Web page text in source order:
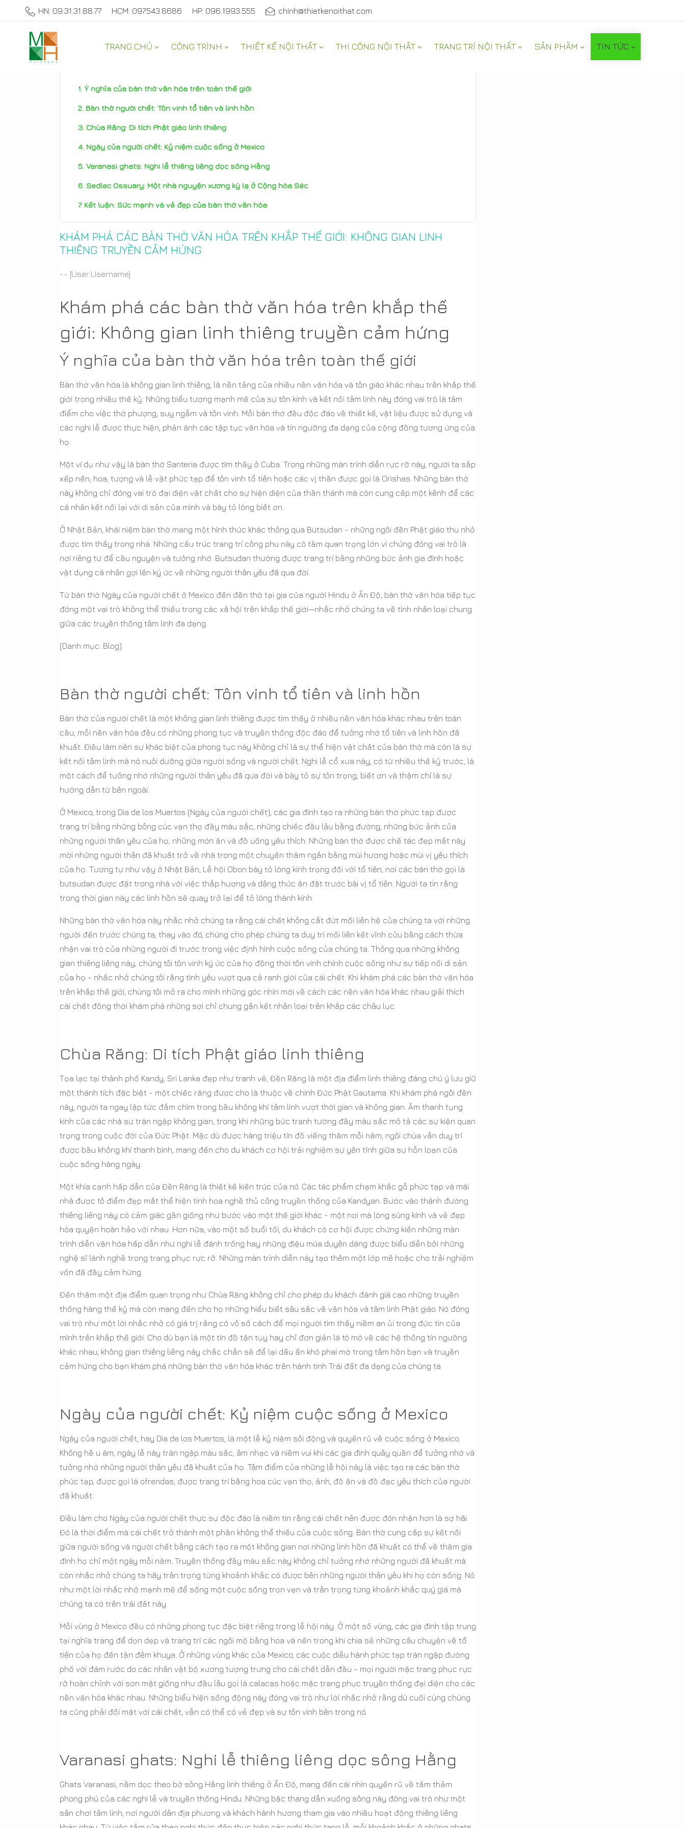
HN: 09.31.31.88.77 HCM: 097.543.8686 HP: 096.1993.555 chinh@thietkenoithat.com
TRANG CHỦ CÔNG TRÌNH THIẾT KẾ NỘI THẤT THI CÔNG NỘI THẤT TRANG TRÍ NỘI THẤT SẢN PHẦM TIN TỨC
THAM KHẢO
Ý nghĩa của bàn thờ văn hóa trên toàn thế giới
Bàn thờ người chết: Tôn vinh tổ tiên và linh hồn
Chùa Răng: Di tích Phật giáo linh thiêng
Ngày của người chết: Kỷ niệm cuộc sống ở Mexico
Varanasi ghats: Nghi lễ thiêng liêng dọc sông Hằng
Sedlec Ossuary: Một nhà nguyện xương kỳ lạ ở Cộng hòa Séc
Kết luận: Sức mạnh và vẻ đẹp của bàn thờ văn hóa
KHÁM PHÁ CÁC BÀN THỜ VĂN HÓA TRÊN KHẮP THẾ GIỚI: KHÔNG GIAN LINH
THIÊNG TRUYỀN CẢM HỨNG
-- [User:Username]
Khám phá các bàn thờ văn hóa trên khắp thế
giới: Không gian linh thiêng truyền cảm hứng
Ý nghĩa của bàn thờ văn hóa trên toàn thế giới
Bàn thờ văn hóa là không gian linh thiêng, là nền tảng của nhiều nền văn hóa và tôn giáo khác nhau trên khắp thế
giới trong nhiều thế kỷ. Những biểu tượng mạnh mẽ của sự tôn kính và kết nối tâm linh này đóng vai trò là tâm
điểm cho việc thờ phượng, suy ngẫm và tôn vinh. Mỗi bàn thờ đều độc đáo về thiết kế, vật liệu được sử dụng và
các nghi lễ được thực hiện, phản ánh các tập tục văn hóa và tín ngưỡng đa dạng của cộng đồng tương ứng của
họ.
Một ví dụ như vậy là bàn thờ Santeria được tìm thấy ở Cuba. Trong những màn trình diễn rực rỡ này, người ta sắp
xếp nến, hoa, tượng và lễ vật phức tạp để tôn vinh tổ tiên hoặc các vị thần được gọi là Orishas. Những bàn thờ
này không chỉ đóng vai trò đại diện vật chất cho sự hiện diện của thần thánh mà còn cung cấp một kênh để các
cá nhân kết nối lại với di sản của mình và bày tỏ lòng biết ơn.
Ở Nhật Bản, khái niệm bàn thờ mang một hình thức khác thông qua Butsudan - những ngôi đền Phật giáo thu nhỏ
được tìm thấy trong nhà. Những cấu trúc trang trí công phu này có tầm quan trọng lớn vì chúng đóng vai trò là
nơi riêng tư để cầu nguyện và tưởng nhớ. Butsudan thường được trang trí bằng những bức ảnh gia đình hoặc
vật dụng cá nhân gợi lên ký ức về những người thân yêu đã qua đời.
Từ bàn thờ Ngày của người chết ở Mexico đến đền thờ tại gia của người Hindu ở Ấn Độ, bàn thờ văn hóa tiếp tục
đóng một vai trò không thể thiếu trong các xã hội trên khắp thế giới—nhắc nhở chúng ta về tình nhân loại chung
giữa các truyền thống tâm linh đa dạng.
(Danh mục: Blog)
Bàn thờ người chết: Tôn vinh tổ tiên và linh hồn
Bàn thờ của người chết là một không gian linh thiêng được tìm thấy ở nhiều nền văn hóa khác nhau trên toàn
cầu, mỗi nền văn hóa đều có những phong tục và truyền thống độc đáo để tưởng nhớ tổ tiên và linh hồn đã
khuất. Điều làm nên sự khác biệt của phong tục này không chỉ là sự thể hiện vật chất của bàn thờ mà còn là sự
kết nối tâm linh mà nó nuôi dưỡng giữa người sống và người chết. Nghi lễ cổ xưa này, có từ nhiều thế kỷ trước, là
một cách để tưởng nhớ những người thân yêu đã qua đời và bày tỏ sự tôn trọng, biết ơn và thậm chí là sự
hướng dẫn từ bên ngoài.
Ở Mexico, trong Dia de los Muertos (Ngày của người chết), các gia đình tạo ra những bàn thờ phức tạp được
trang trí bằng những bông cúc vạn thọ đầy màu sắc, những chiếc đầu lâu bằng đường, những bức ảnh của
những người thân yêu của họ, những món ăn và đồ uống yêu thích. Những bàn thờ được chế tác đẹp mắt này
mời những người thân đã khuất trở về nhà trong một chuyến thăm ngắn bằng mùi hương hoặc mùi vị yêu thích
của họ. Tương tự như vậy ở Nhật Bản, Lễ hội Obon bày tỏ lòng kính trọng đối với tổ tiên, nơi các bàn thờ gọi là
butsudan được đặt trong nhà với việc thắp hương và dâng thức ăn đặt trước bài vị tổ tiên. Người ta tin rằng
trong thời gian này các linh hồn sẽ quay trở lại để tỏ lòng thành kính.
Những bàn thờ văn hóa này nhắc nhở chúng ta rằng cái chết không cắt đứt mối liên hệ của chúng ta với những
người đến trước chúng ta; thay vào đó, chúng cho phép chúng ta duy trì mối liên kết vĩnh cửu bằng cách thừa
nhận vai trò của những người đi trước trong việc định hình cuộc sống của chúng ta. Thông qua những không
gian thiêng liêng này, chúng tôi tôn vinh ký ức của họ đồng thời tôn vinh chính cuộc sống như sự tiếp nối di sản
của họ - nhắc nhở chúng tôi rằng tình yêu vượt qua cả ranh giới của cái chết. Khi khám phá các bàn thờ văn hóa
trên khắp thế giới, chúng tôi mở ra cho mình những góc nhìn mới về cách các nền văn hóa khác nhau giải thích
cái chết đồng thời khám phá những sợi chỉ chung gắn kết nhân loại trên khắp các châu lục.
Chùa Răng: Di tích Phật giáo linh thiêng
Tọa lạc tại thành phố Kandy, Sri Lanka đẹp như tranh vẽ, Đền Răng là một địa điểm linh thiêng đáng chú ý lưu giữ
một thánh tích đặc biệt - một chiếc răng được cho là thuộc về chính Đức Phật Gautama. Khi khám phá ngôi đền
này, người ta ngay lập tức đắm chìm trong bầu không khí tâm linh vượt thời gian và không gian. Âm thanh tụng
kinh của các nhà sư tràn ngập không gian, trong khi những bức tranh tường đầy màu sắc mô tả các sự kiện quan
trọng trong cuộc đời của Đức Phật. Mặc dù được hàng triệu tín đồ viếng thăm mỗi năm, ngôi chùa vẫn duy trì
được bầu không khí thanh bình, mang đến cho du khách cơ hội trải nghiệm sự yên tĩnh giữa sự hỗn loạn của
cuộc sống hàng ngày.
Một khía cạnh hấp dẫn của Đền Răng là thiết kế kiến trúc của nó. Các tác phẩm chạm khắc gỗ phức tạp và mái
nhà được tô điểm đẹp mắt thể hiện tinh hoa nghề thủ công truyền thống của Kandyan. Bước vào thánh đường
thiêng liêng này có cảm giác gần giống như bước vào một thế giới khác - một nơi mà lòng sùng kính và vẻ đẹp
hòa quyện hoàn hảo với nhau. Hơn nữa, vào một số buổi tối, du khách có cơ hội được chứng kiến những màn
trình diễn văn hóa hấp dẫn như nghi lễ đánh trống hay những điệu múa duyên dáng được biểu diễn bởi những
nghệ sĩ lành nghề trong trang phục rực rỡ. Những màn trình diễn này tạo thêm một lớp mê hoặc cho trải nghiệm
vốn đã đầy cảm hứng.
Đến thăm một địa điểm quan trọng như Chùa Răng không chỉ cho phép du khách đánh giá cao những truyền
thống hàng thế kỷ mà còn mang đến cho họ những hiểu biết sâu sắc về văn hóa và tâm linh Phật giáo. Nó đóng
vai trò như một lời nhắc nhở có giá trị rằng có vô số cách để mọi người tìm thấy niềm an ủi trong đức tin của
mình trên khắp thế giới. Cho dù bạn là một tín đồ tận tụy hay chỉ đơn giản là tò mò về các hệ thống tín ngưỡng
khác nhau, không gian thiêng liêng này chắc chắn sẽ để lại dấu ấn khó phai mờ trong tâm hồn bạn và truyền
cảm hứng cho bạn khám phá những bàn thờ văn hóa khác trên hành tinh Trái đất đa dạng của chúng ta
Ngày của người chết: Kỷ niệm cuộc sống ở Mexico
Ngày của người chết, hay Dia de los Muertos, là một lễ kỷ niệm sôi động và quyến rũ về cuộc sống ở Mexico.
Không hề u ám, ngày lễ này tràn ngập màu sắc, âm nhạc và niềm vui khi các gia đình quây quần để tưởng nhớ và
tưởng nhớ những người thân yêu đã khuất của họ. Tâm điểm của những lễ hội này là việc tạo ra các bàn thờ
phức tạp, được gọi là ofrendas, được trang trí bằng hoa cúc vạn thọ, ảnh, đồ ăn và đồ đạc yêu thích của người
đã khuất.
Điều làm cho Ngày của người chết thực sự độc đáo là niềm tin rằng cái chết nên được đón nhận hơn là sợ hãi.
Đó là thời điểm mà cái chết trở thành một phần không thể thiếu của cuộc sống. Bàn thờ cung cấp sự kết nối
giữa người sống và người chết bằng cách tạo ra một không gian nơi những linh hồn đã khuất có thể về thăm gia
đình họ chỉ một ngày mỗi năm. Truyền thống đầy màu sắc này không chỉ tưởng nhớ những người đã khuất mà
còn nhắc nhở chúng ta hãy trân trọng từng khoảnh khắc có được bên những người thân yêu khi họ còn sống. Nó
như một lời nhắc nhở mạnh mẽ để sống một cuộc sống trọn vẹn và trân trọng từng khoảnh khắc quý giá mà
chúng ta có trên trái đất này.
Mỗi vùng ở Mexico đều có những phong tục đặc biệt riêng trong lễ hội này. Ở một số vùng, các gia đình tập trung
tại nghĩa trang để dọn dẹp và trang trí các ngôi mộ bằng hoa và nến trong khi chia sẻ những câu chuyện về tổ
tiên của họ đến tận đêm khuya. Ở những vùng khác của Mexico, các cuộc diễu hành phức tạp tràn ngập đường
phố với đám rước do các nhân vật bộ xương tượng trưng cho cái chết dẫn đầu - mọi người mặc trang phục rực
rỡ hoàn chỉnh với sơn mặt giống như đầu lâu gọi là calacas hoặc mặc trang phục truyền thống đại diện cho các
nền văn hóa khác nhau. Những biểu hiện sống động này đóng vai trò như lời nhắc nhở rằng dù cuối cùng chúng
ta cũng phải đối mặt với cái chết; vẫn có thể có vẻ đẹp và sự tôn vinh bên trong nó.
Varanasi ghats: Nghi lễ thiêng liêng dọc sông Hằng
Ghats Varanasi, nằm dọc theo bờ sông Hằng linh thiêng ở Ấn Độ, mang đến cái nhìn quyến rũ về tấm thảm
phong phú của các nghi lễ và truyền thống Hindu. Những bậc thang dẫn xuống sông này đóng vai trò như một
sân chơi tâm linh, nơi người dân địa phương và khách hành hương tham gia vào nhiều hoạt động thiêng liêng